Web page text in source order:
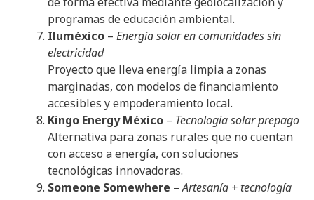
programas de educación ambiental.
Iluméxico – Energía solar en comunidades sin
electricidad
Proyecto que lleva energía limpia a zonas
marginadas, con modelos de financiamiento
accesibles y empoderamiento local.
Kingo Energy México – Tecnología solar prepago
Alternativa para zonas rurales que no cuentan
con acceso a energía, con soluciones
tecnológicas innovadoras.
Someone Somewhere –Artesanía + tecnología